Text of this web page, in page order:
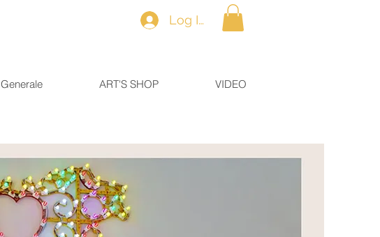
Log In
Generale ART'S SHOP VIDEO